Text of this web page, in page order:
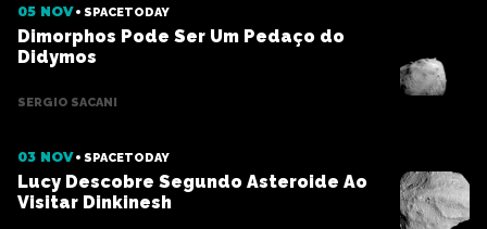
05 NOV SPACETODAY
Dimorphos Pode Ser Um Pedaço do
Didymos
SERGIO SACANI
03 NOV SPACETODAY
Lucy Descobre Segundo Asteroide Ao
Visitar Dinkinesh